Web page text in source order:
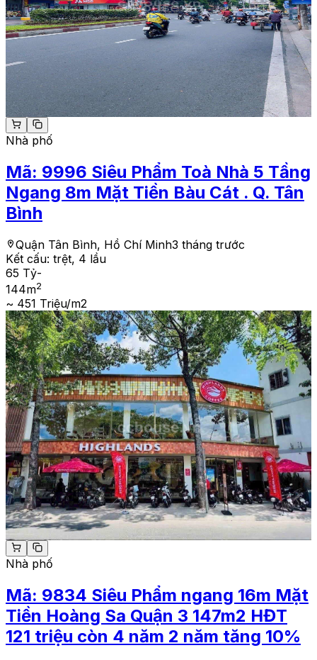
Nhà phố
Mã: 9996 Siêu Phẩm Toà Nhà 5 Tầng
Ngang 8m Mặt Tiền Bàu Cát . Q. Tân
Bình
Quận Tân Bình, Hồ Chí Minh3 tháng trước
Kết cấu: trệt, 4 lầu
65 Tỷ-
144m2
~ 451 Triệu/m2
Nhà phố
Mã: 9834 Siêu Phẩm ngang 16m Mặt
Tiền Hoàng Sa Quận 3 147m2 HĐT
121 triệu còn 4 năm 2 năm tăng 10%